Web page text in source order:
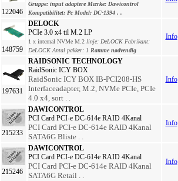
122046
Gruppe: input adaptere Mærke: Dawicontrol
Kompatibilitet: Pc Model: DC-1394 . .
148759
DELOCK
PCIe 3.0 x4 til M.2 LP
1 x internal NVMe M.2 linje: DeLOCK Fabrikant:
DeLOCK Antal pakker: 1 Ramme nødvendig
Info
197631
RAIDSONIC TECHNOLOGY
RaidSonic ICY BOX
RaidSonic ICY BOX IB-PCI208-HS
Interfaceadapter, M.2, NVMe PCIe, PCIe
4.0 x4, sort . .
Info
215233
DAWICONTROL
PCI Card PCI-e DC-614e RAID 4Kanal
PCI Card PCI-e DC-614e RAID 4Kanal
SATA6G Bliste . .
Info
215246
DAWICONTROL
PCI Card PCI-e DC-614e RAID 4Kanal
PCI Card PCI-e DC-614e RAID 4Kanal
SATA6G Retail . .
Info